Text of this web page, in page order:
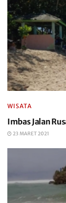
WISATA
Imbas Jalan
23 MARET 2021